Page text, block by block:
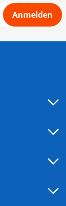
Anmelden